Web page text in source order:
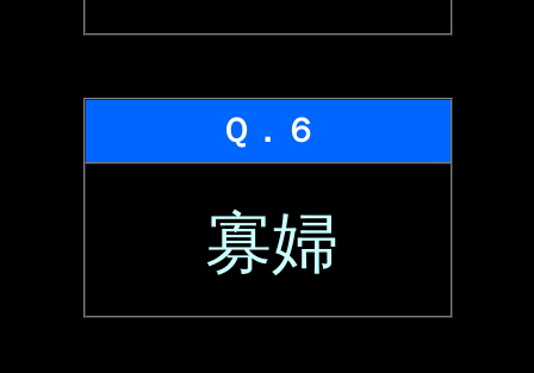
Ｑ．６
寡婦